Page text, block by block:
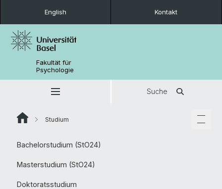
English Kontakt
Fakultät für
Psychologie
Suche
Studium
Bachelorstudium (StO24)
Masterstudium (StO24)
Doktoratsstudium